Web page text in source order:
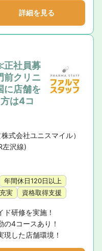
詳細を見る
正社員募
クリニ
に店舗を
は4コ
式会社ユニスマイル）
左沢線)
年間休日120日以上
実 資格取得支援
研修を実施！
4コースあり！
した店舗環境！